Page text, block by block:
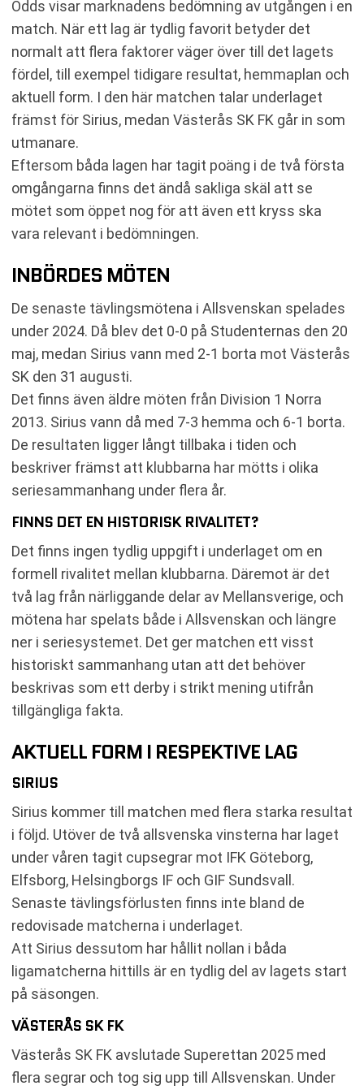
Odds visar marknadens bedömning av utgången i en
match. När ett lag är tydlig favorit betyder det
normalt att flera faktorer väger över till det lagets
fördel, till exempel tidigare resultat, hemmaplan och
aktuell form. I den här matchen talar underlaget
främst för Sirius, medan Västerås SK FK går in som
utmanare.
Eftersom båda lagen har tagit poäng i de två första
omgångarna finns det ändå sakliga skäl att se
mötet som öppet nog för att även ett kryss ska
vara relevant i bedömningen.
INBÖRDES MÖTEN
De senaste tävlingsmötena i Allsvenskan spelades
under 2024. Då blev det 0-0 på Studenternas den 20
maj, medan Sirius vann med 2-1 borta mot Västerås
SK den 31 augusti.
Det finns även äldre möten från Division 1 Norra
2013. Sirius vann då med 7-3 hemma och 6-1 borta.
De resultaten ligger långt tillbaka i tiden och
beskriver främst att klubbarna har mötts i olika
seriesammanhang under flera år.
FINNS DET EN HISTORISK RIVALITET?
Det finns ingen tydlig uppgift i underlaget om en
formell rivalitet mellan klubbarna. Däremot är det
två lag från närliggande delar av Mellansverige, och
mötena har spelats både i Allsvenskan och längre
ner i seriesystemet. Det ger matchen ett visst
historiskt sammanhang utan att det behöver
beskrivas som ett derby i strikt mening utifrån
tillgängliga fakta.
AKTUELL FORM I RESPEKTIVE LAG
SIRIUS
Sirius kommer till matchen med flera starka resultat
i följd. Utöver de två allsvenska vinsterna har laget
under våren tagit cupsegrar mot IFK Göteborg,
Elfsborg, Helsingborgs IF och GIF Sundsvall.
Senaste tävlingsförlusten finns inte bland de
redovisade matcherna i underlaget.
Att Sirius dessutom har hållit nollan i båda
ligamatcherna hittills är en tydlig del av lagets start
på säsongen.
VÄSTERÅS SK FK
Västerås SK FK avslutade Superettan 2025 med
flera segrar och tog sig upp till Allsvenskan. Under